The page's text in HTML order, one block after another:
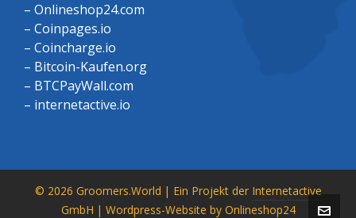
– Onlineshop24.com
– Coinpages.io
– Coincharge.io
– Bitcoin-Kaufen.org
– BTCPayWall.com
– internetactive.io
© 2026 Groomers.World | Ein Projekt der Internetactive
GmbH | Wordpress-Website by Onlineshop24